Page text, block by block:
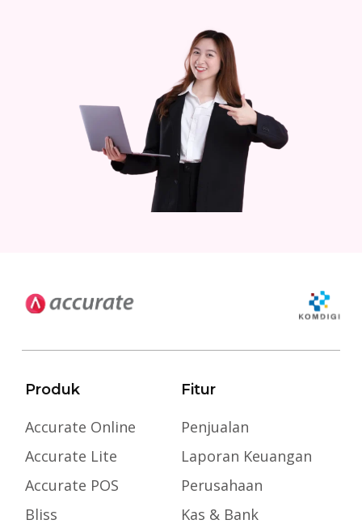
Produk
Accurate Online
Accurate Lite
Accurate POS
Bliss
Fitur
Penjualan
Laporan Keuangan
Perusahaan
Kas & Bank